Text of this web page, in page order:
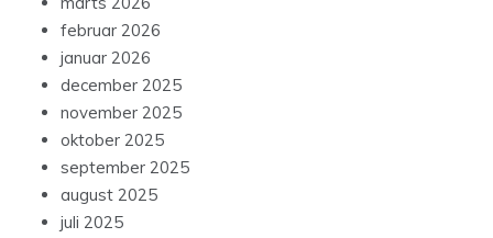
februar 2026
januar 2026
december 2025
november 2025
oktober 2025
september 2025
august 2025
juli 2025